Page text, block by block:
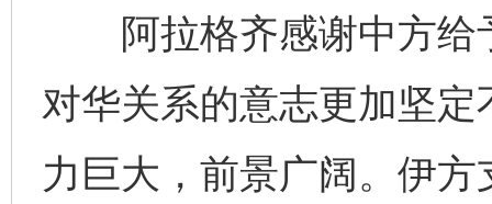
阿拉格齐感谢中方给
对华关系的意志更加坚
力巨大，前景广阔。伊